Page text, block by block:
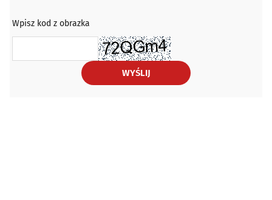
Wpisz kod z obrazka
WYŚLIJ